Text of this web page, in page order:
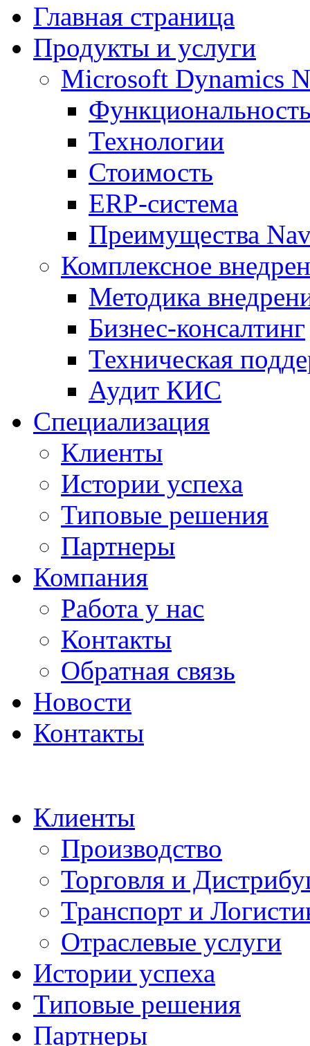
Главная страница
Продукты и услуги
Microsoft Dynamics
Технологии
Стоимость
ERP-система
Преимущества
Комплексное
Методика
Бизнес-консалтинг
Техническая
Аудит КИС
Специализация
Клиенты
Истории успеха
Типовые решения
Партнеры
Компания
Работа у нас
Контакты
Обратная связь
Новости
Контакты
Клиенты
Производство
Торговля и
Транспорт и
Отраслевые услуги
Истории успеха
Типовые решения
Партнеры